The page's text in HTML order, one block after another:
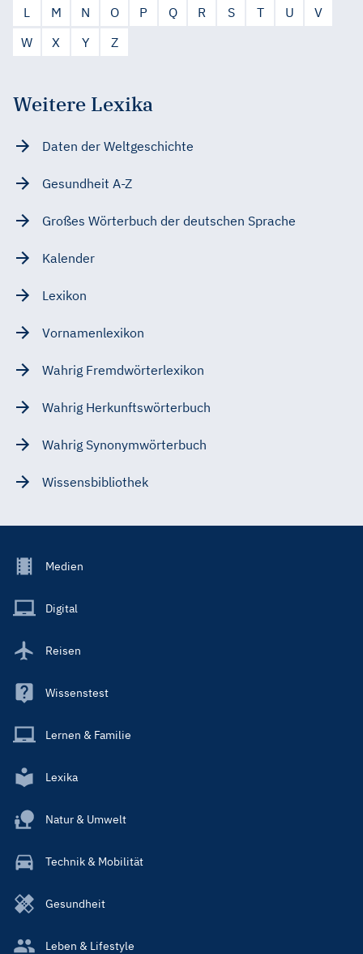
L
M N O P Q R S T U
V
W
X Y Z
Weitere Lexika
Daten der Weltgeschichte
Gesundheit A-Z
Großes Wörterbuch der deutschen Sprache
Kalender
Lexikon
Vornamenlexikon
Wahrig Fremdwörterlexikon
Wahrig Herkunftswörterbuch
Wahrig Synonymwörterbuch
Wissensbibliothek
Footer
Main
Medien
Digital
Reisen
Wissenstest
Lernen & Familie
Lexika
Natur & Umwelt
Technik & Mobilität
Gesundheit
Leben & Lifestyle